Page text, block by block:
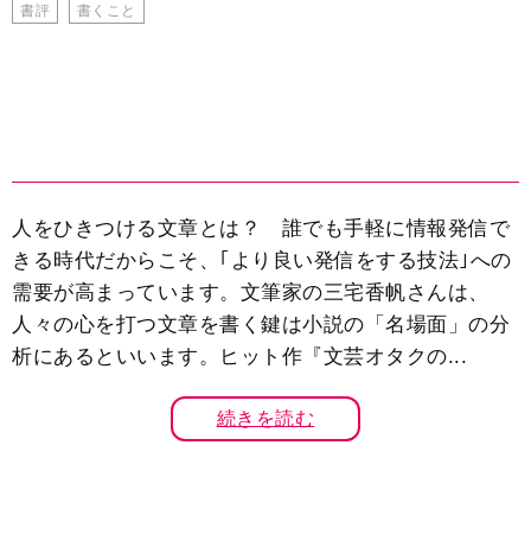
書評 書くこと
人をひきつける文章とは？ 誰でも手軽に情報発信で
きる時代だからこそ、｢より良い発信をする技法｣への
需要が高まっています。文筆家の三宅香帆さんは、
人々の心を打つ文章を書く鍵は小説の「名場面」の分
析にあるといいます。ヒット作『文芸オタクの...
続きを読む